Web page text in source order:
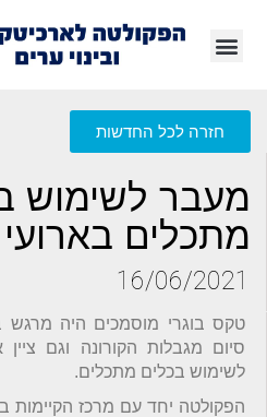
חזרה לכל החדשות
מעבר לשימוש
מתכלים
16/06/2021
טקס בוגרי מוסמכים היה מרגש
סיום מגבלות הקורונה וגם
לשימוש בכלים מתכלים.
הפקולטה יחד עם מרכז הקיימות